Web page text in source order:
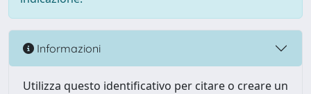
Informazioni
Utilizza questo identificativo per citare o creare un